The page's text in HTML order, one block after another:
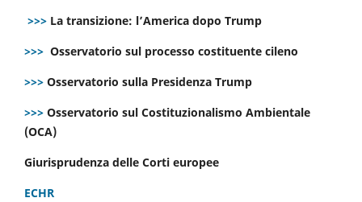
>>> La transizione: l’America dopo Trump
>>> Osservatorio sul processo costituente cileno
>>> Osservatorio sulla Presidenza Trump
>>> Osservatorio sul Costituzionalismo Ambientale
(OCA)
Giurisprudenza delle Corti europee
ECHR